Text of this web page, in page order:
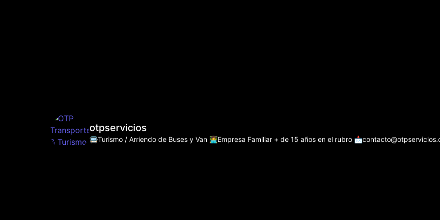
otpservicios
🚍Turismo / Arriendo de Buses y Van 👩‍💻Empresa Familiar + de 15 años en el rubro